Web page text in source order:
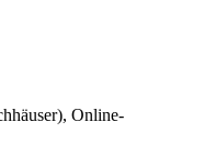
Online-